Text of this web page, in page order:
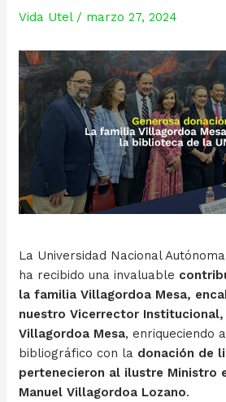
Vida Utel/ marzo 27, 2024
La Universidad Nacional
ha recibido una invaluable
la familia Villagordoa Mesa,
nuestro Vicerrector Institucional,
Villagordoa Mesa, enriqueciendo
bibliográfico con la donación de
pertenecieron al ilustre Ministro
Manuel Villagordoa Lozano.